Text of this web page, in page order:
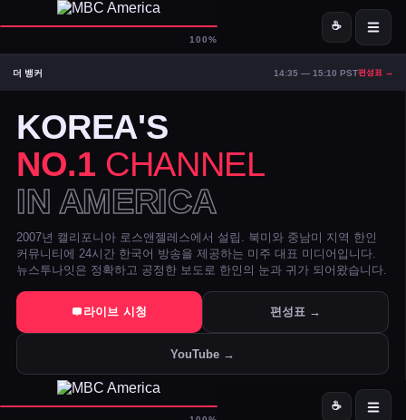
100%
☕
KOREA'S
NO.1 CHANNEL
IN AMERICA
2007년 캘리포니아 로스앤젤레스에서 설립. 북미와 중남미 지역 한인
커뮤니티에 24시간 한국어 방송을 제공하는 미주 대표 미디어입니다.
뉴스투나잇은 정확하고 공정한 보도로 한인의 눈과 귀가 되어왔습니다.
라이브 시청 편성표 →
YouTube →
MBC America
ON AIR — LIVE 21:43
더 뱅커 14:35 — 15:10 PST편성표 →
트럼프 DOJ 반무기화 기금 — 1·6 폭동 피고인들 감옥에서 배상금으
美 시카고·신시내티 등 10개 도시 시장, 유럽과 민주주의 수호 협약
전직 검사 연방 기소 — 잭 스미스 보고서 개인 이메일로 유출 혐의
SpaceX·OpenAI, IPO 계획 공식 확인… 시장 기대감 고조